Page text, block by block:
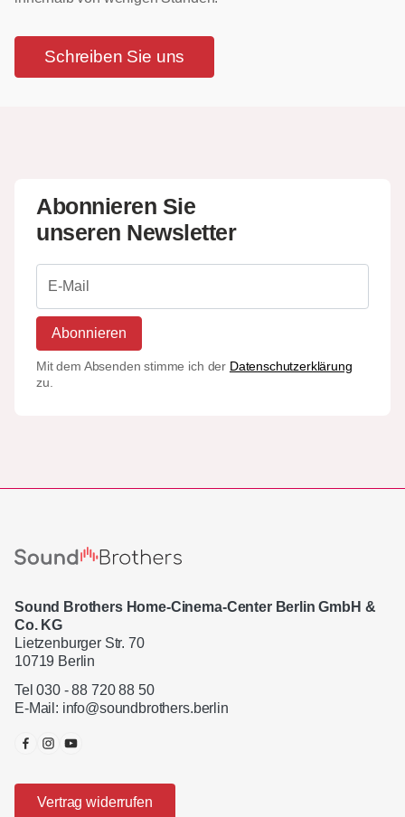
Schreiben Sie uns
Abonnieren Sie
unseren Newsletter
Abonnieren
Mit dem Absenden stimme ich der Datenschutzerklärung
zu.
Sound Brothers Home-Cinema-Center Berlin GmbH &
Co. KG
Lietzenburger Str. 70
10719 Berlin
Tel 030 - 88 720 88 50
E-Mail: info@soundbrothers.berlin
Vertrag widerrufen